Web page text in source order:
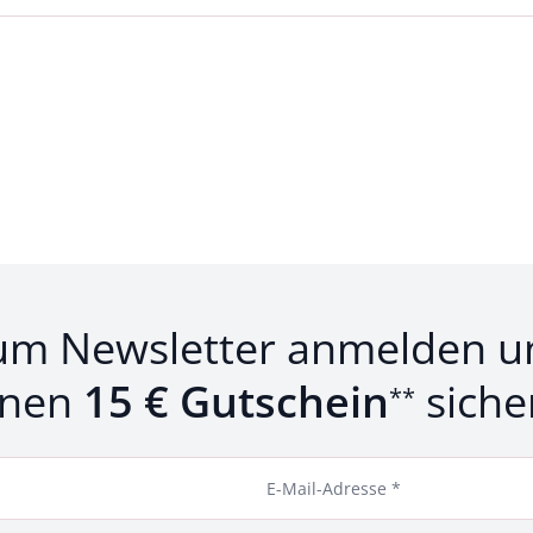
Newsletter anmelden
15 € Gutschein**
E-Mail-Adresse *